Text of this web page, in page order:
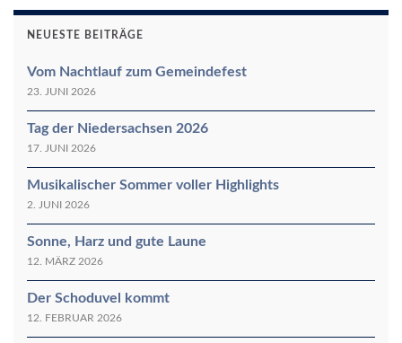
NEUESTE BEITRÄGE
Vom Nachtlauf zum Gemeindefest
23. JUNI 2026
Tag der Niedersachsen 2026
17. JUNI 2026
Musikalischer Sommer voller Highlights
2. JUNI 2026
Sonne, Harz und gute Laune
12. MÄRZ 2026
Der Schoduvel kommt
12. FEBRUAR 2026